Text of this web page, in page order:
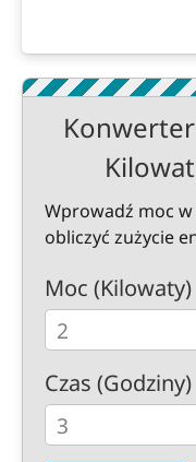
Wprowadź moc
obliczyć zużycie
Moc (Kilowaty)
Czas (Godziny)